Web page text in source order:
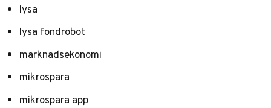
lysa
lysa fondrobot
marknadsekonomi
mikrospara
mikrospara app